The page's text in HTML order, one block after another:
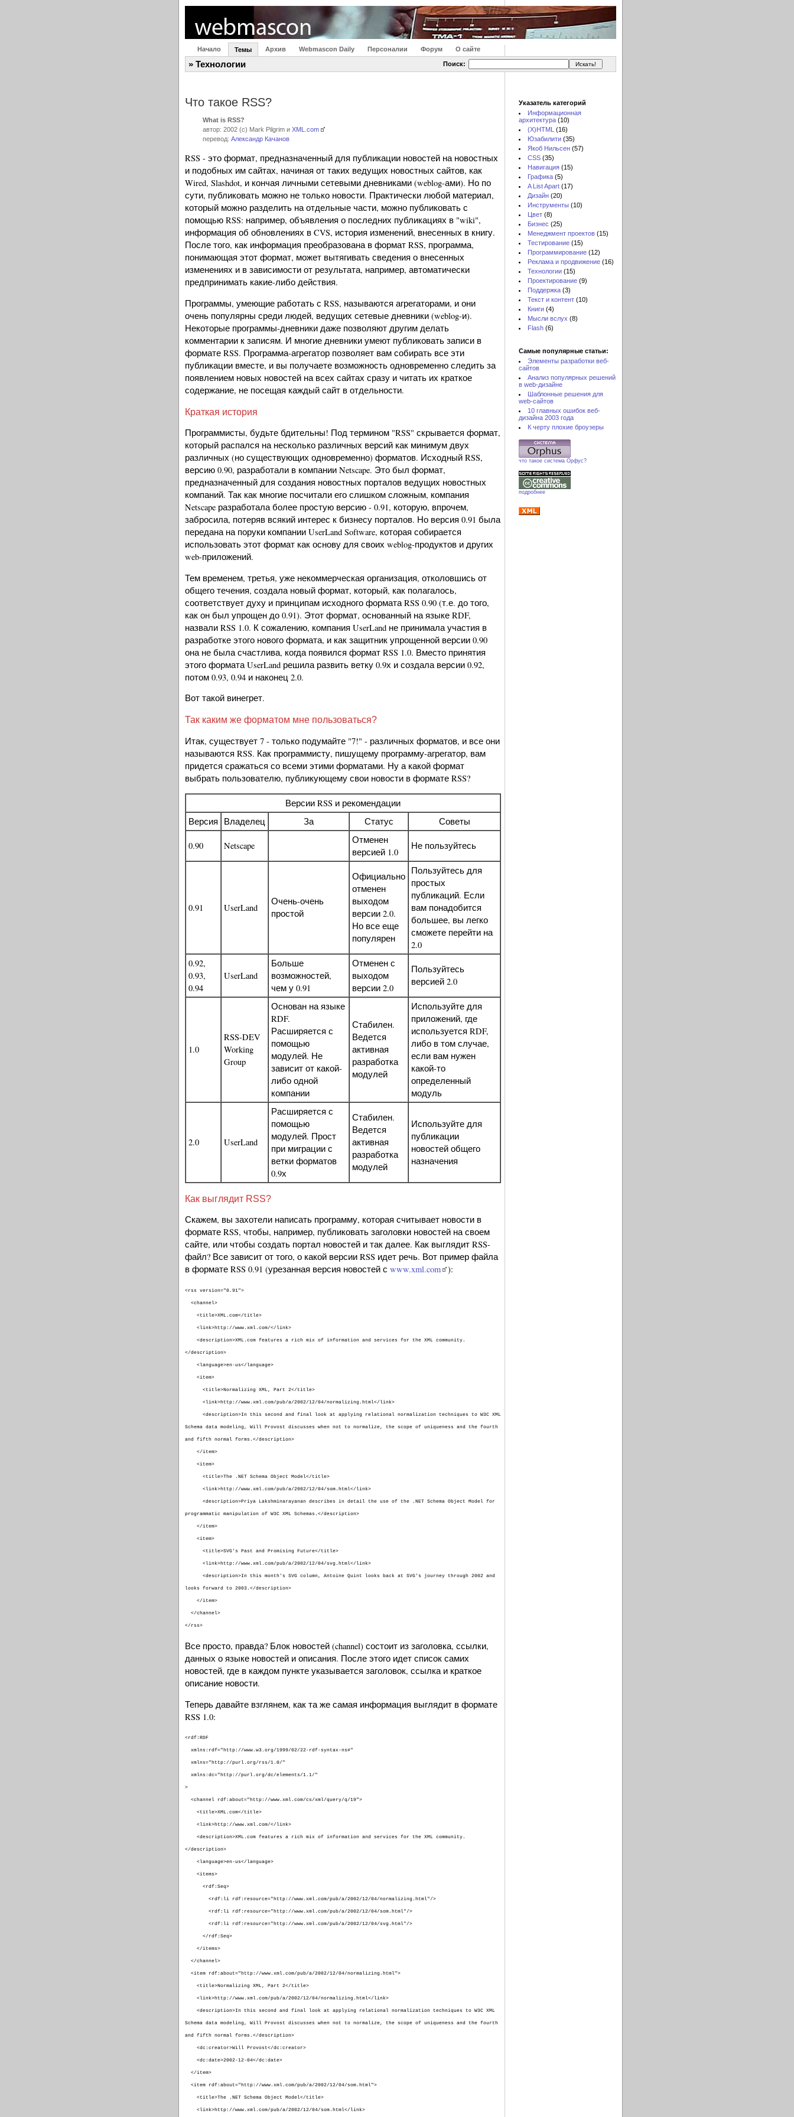
Начало Темы Архив Webmascon Daily Персоналии Форум О сайте
» Технологии Поиск:
Что такое RSS?
What is RSS?
автор: 2002 (c) Mark Pilgrim и XML.com
перевод: Александр Качанов
RSS - это формат, предназначенный для публикации новостей на новостных
и подобных им сайтах, начиная от таких ведущих новостных сайтов, как
Wired, Slashdot, и кончая личными сетевыми дневниками (weblog-ами). Но по
сути, публиковать можно не только новости. Практически любой материал,
который можно разделить на отдельные части, можно публиковать с
помощью RSS: например, объявления о последних публикациях в "wiki",
информация об обновлениях в CVS, история изменений, внесенных в книгу.
После того, как информация преобразована в формат RSS, программа,
понимающая этот формат, может вытягивать сведения о внесенных
изменениях и в зависимости от результата, например, автоматически
предпринимать какие-либо действия.
Программы, умеющие работать с RSS, называются агрегаторами, и они
очень популярны среди людей, ведущих сетевые дневники (weblog-и).
Некоторые программы-дневники даже позволяют другим делать
комментарии к записям. И многие дневники умеют публиковать записи в
формате RSS. Программа-агрегатор позволяет вам собирать все эти
публикации вместе, и вы получаете возможность одновременно следить за
появлением новых новостей на всех сайтах сразу и читать их краткое
содержание, не посещая каждый сайт в отдельности.
Краткая история
Программисты, будьте бдительны! Под термином "RSS" скрывается формат,
который распался на несколько различных версий как минимум двух
различных (но существующих одновременно) форматов. Исходный RSS,
версию 0.90, разработали в компании Netscape. Это был формат,
предназначенный для создания новостных порталов ведущих новостных
компаний. Так как многие посчитали его слишком сложным, компания
Netscape разработала более простую версию - 0.91, которую, впрочем,
забросила, потеряв всякий интерес к бизнесу порталов. Но версия 0.91 была
передана на поруки компании UserLand Software, которая собирается
использовать этот формат как основу для своих weblog-продуктов и других
web-приложений.
Тем временем, третья, уже некоммерческая организация, отколовшись от
общего течения, создала новый формат, который, как полагалось,
соответствует духу и принципам исходного формата RSS 0.90 (т.е. до того,
как он был упрощен до 0.91). Этот формат, основанный на языке RDF,
назвали RSS 1.0. К сожалению, компания UserLand не принимала участия в
разработке этого нового формата, и как защитник упрощенной версии 0.90
она не была счастлива, когда появился формат RSS 1.0. Вместо принятия
этого формата UserLand решила развить ветку 0.9х и создала версии 0.92,
потом 0.93, 0.94 и наконец 2.0.
Вот такой винегрет.
Так каким же форматом мне пользоваться?
Итак, существует 7 - только подумайте "7!" - различных форматов, и все они
называются RSS. Как программисту, пишущему программу-агрегатор, вам
придется сражаться со всеми этими форматами. Ну а какой формат
выбрать пользователю, публикующему свои новости в формате RSS?
Версии RSS и рекомендации
Версия
Владелец За Статус Советы
0.90 Netscape
Отменен
версией 1.0
Не пользуйтесь
0.91 UserLand
Очень-очень
простой
Официально
отменен
выходом
версии 2.0.
Но все еще
популярен
Пользуйтесь для
простых
публикаций. Если
вам понадобится
большее, вы легко
сможете перейти на
2.0
0.92,
0.93,
0.94
UserLand
Больше
возможностей,
чем у 0.91
Отменен с
выходом
версии 2.0
Пользуйтесь
версией 2.0
1.0
RSS-DEV
Working
Group
Основан на языке
RDF.
Расширяется с
помощью
модулей. Не
зависит от какой-
либо одной
компании
Стабилен.
Ведется
активная
разработка
модулей
Используйте для
приложений, где
используется RDF,
либо в том случае,
если вам нужен
какой-то
определенный
модуль
2.0 UserLand
Расширяется с
помощью
модулей. Прост
при миграции с
ветки форматов
0.9х
Стабилен.
Ведется
активная
разработка
модулей
Используйте для
публикации
новостей общего
назначения
Как выглядит RSS?
Скажем, вы захотели написать программу, которая считывает новости в
формате RSS, чтобы, например, публиковать заголовки новостей на своем
сайте, или чтобы создать портал новостей и так далее. Как выглядит RSS-
файл? Все зависит от того, о какой версии RSS идет речь. Вот пример файла
в формате RSS 0.91 (урезанная версия новостей с www.xml.com ):
<rss version="0.91">
<channel>
<title>XML.com</title>
<link>http://www.xml.com/</link>
<description>XML.com features a rich mix of information and services for the XML community.
</description>
<language>en-us</language>
<item>
<title>Normalizing XML, Part 2</title>
<link>http://www.xml.com/pub/a/2002/12/04/normalizing.html</link>
<description>In this second and final look at applying relational normalization techniques to W3C XML
Schema data modeling, Will Provost discusses when not to normalize, the scope of uniqueness and the fourth
and fifth normal forms.</description>
</item>
<item>
<title>The .NET Schema Object Model</title>
<link>http://www.xml.com/pub/a/2002/12/04/som.html</link>
<description>Priya Lakshminarayanan describes in detail the use of the .NET Schema Object Model for
programmatic manipulation of W3C XML Schemas.</description>
</item>
<item>
<title>SVG's Past and Promising Future</title>
<link>http://www.xml.com/pub/a/2002/12/04/svg.html</link>
<description>In this month's SVG column, Antoine Quint looks back at SVG's journey through 2002 and
looks forward to 2003.</description>
</item>
</channel>
</rss>
Все просто, правда? Блок новостей (channel) состоит из заголовка, ссылки,
данных о языке новостей и описания. После этого идет список самих
новостей, где в каждом пункте указывается заголовок, ссылка и краткое
описание новости.
Теперь давайте взглянем, как та же самая информация выглядит в формате
RSS 1.0:
<rdf:RDF
xmlns:rdf="http://www.w3.org/1999/02/22-rdf-syntax-ns#"
xmlns="http://purl.org/rss/1.0/"
xmlns:dc="http://purl.org/dc/elements/1.1/"
>
<channel rdf:about="http://www.xml.com/cs/xml/query/q/19">
<title>XML.com</title>
<link>http://www.xml.com/</link>
<description>XML.com features a rich mix of information and services for the XML community.
</description>
<language>en-us</language>
<items>
<rdf:Seq>
<rdf:li rdf:resource="http://www.xml.com/pub/a/2002/12/04/normalizing.html"/>
<rdf:li rdf:resource="http://www.xml.com/pub/a/2002/12/04/som.html"/>
<rdf:li rdf:resource="http://www.xml.com/pub/a/2002/12/04/svg.html"/>
</rdf:Seq>
</items>
</channel>
<item rdf:about="http://www.xml.com/pub/a/2002/12/04/normalizing.html">
<title>Normalizing XML, Part 2</title>
<link>http://www.xml.com/pub/a/2002/12/04/normalizing.html</link>
<description>In this second and final look at applying relational normalization techniques to W3C XML
Schema data modeling, Will Provost discusses when not to normalize, the scope of uniqueness and the fourth
and fifth normal forms.</description>
<dc:creator>Will Provost</dc:creator>
<dc:date>2002-12-04</dc:date>
</item>
<item rdf:about="http://www.xml.com/pub/a/2002/12/04/som.html">
<title>The .NET Schema Object Model</title>
<link>http://www.xml.com/pub/a/2002/12/04/som.html</link>
Указатель категорий
Информационная
архитектура (10)
(X)HTML
(16)
Юзабилити (35)
Якоб Нильсен (57)
CSS (35)
Навигация (15)
Графика (5)
A List Apart (17)
Дизайн (20)
Инструменты (10)
Цвет (8)
Бизнес (25)
Менеджмент проектов (15)
Тестирование (15)
Программирование (12)
Реклама и продвижение (16)
Технологии (15)
Проектирование (9)
Поддержка (3)
Текст и контент (10)
Книги (4)
Мысли вслух (8)
Flash (6)
Самые популярные статьи:
Элементы разработки веб-
сайтов
Анализ популярных решений
в web-дизайне
Шаблонные решения для
web-сайтов
10 главных ошибок веб-
дизайна 2003 года
К черту плохие броузеры
что такое система Орфус?
подробнее